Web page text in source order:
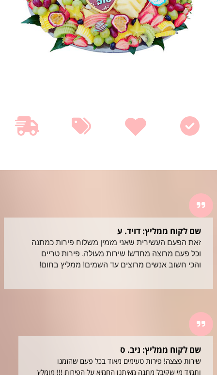
שם לקוח ממליץ: דויד. ע
זאת הפעם העשירית שאני מזמין משלוח פירות כמתנה
וכל פעם מרוצה מחדש! שירות מעולה, פירות טריים
והכי חשוב אנשים מרוצים עד השמים! ממליץ בחום!
שם לקוח ממליץ: ניב. ס
שירות פצצה! פירות טעימים מאוד בכל פעם שהזמנו
ותמיד מי שקיבל מתנה מאיתנו החמיא על הפירות !!! מומלץ